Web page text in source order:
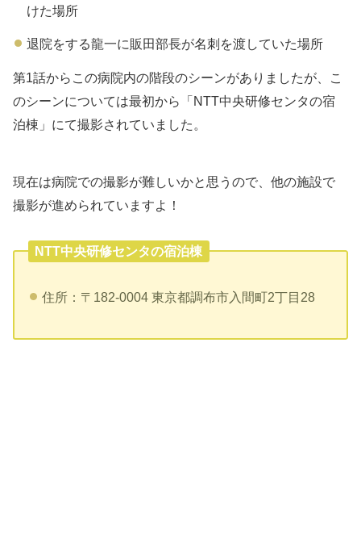
けた場所
退院をする龍一に販田部長が名刺を渡していた場所
第1話からこの病院内の階段のシーンがありましたが、こ
のシーンについては最初から「NTT中央研修センタの宿
泊棟」にて撮影されていました。
現在は病院での撮影が難しいかと思うので、他の施設で
撮影が進められていますよ！
NTT中央研修センタの宿泊棟
住所：〒182-0004 東京都調布市入間町2丁目28